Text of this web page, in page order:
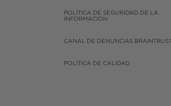
POLÍTICA DE SEGURIDAD DE LA
INFORMACION
CANAL DE DENUNCIAS
POLÍTICA DE CALIDAD